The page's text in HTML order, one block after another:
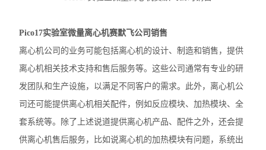
大龙混匀仪振荡器
凯杰样本研磨仪TissueLyser III
艾本德5430R冷冻离心机
艾本德5425R冷冻离心机
艾本德5425微量离心机
Pico17实验室微量离心机赛默飞公司销售
离心机公司的业务可能包括离心机的设计、制造和销售，提供
离心机相关技术支持和售后服务等。这些公司通常有专业的研
发团队和生产设施，以满足不同客户的需求。此外，离心机公
司还可能提供离心机相关配件，例如反应模块、加热模块、全
套系统等。除了上述说道提供离心机产品、配件之外，还会提
供离心机售后服务，比如说离心机的加热模块有问题，系统出